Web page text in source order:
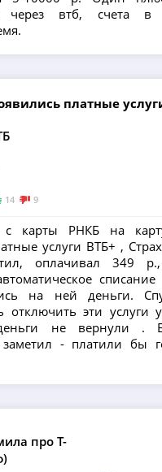
через втб, счета в
платные
14 9
с карты РНКБ на
услуги ВТБ+ ,
оплачивал 349
на ней деньги.
отключить эти услуги
не вернули .
- платили бы
про Т-